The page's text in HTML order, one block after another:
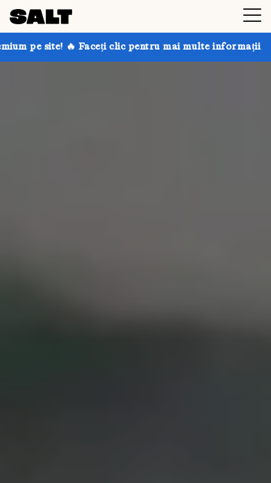
clic pentru mai multe informații Obțineți până la